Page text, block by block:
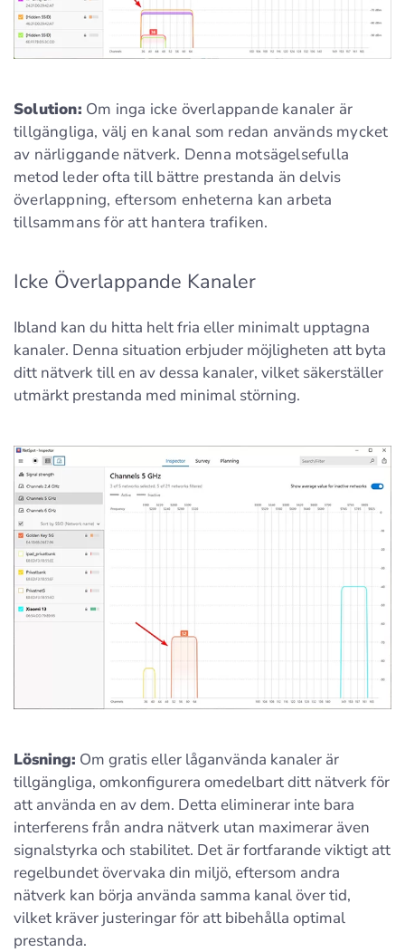
Solution: Om inga icke överlappande kanaler är
tillgängliga, välj en kanal som redan används mycket
av närliggande nätverk. Denna motsägelsefulla
metod leder ofta till bättre prestanda än delvis
överlappning, eftersom enheterna kan arbeta
tillsammans för att hantera trafiken.
Icke Överlappande Kanaler
Ibland kan du hitta helt fria eller minimalt upptagna
kanaler. Denna situation erbjuder möjligheten att byta
ditt nätverk till en av dessa kanaler, vilket säkerställer
utmärkt prestanda med minimal störning.
Lösning: Om gratis eller låganvända kanaler är
tillgängliga, omkonfigurera omedelbart ditt nätverk för
att använda en av dem. Detta eliminerar inte bara
interferens från andra nätverk utan maximerar även
signalstyrka och stabilitet. Det är fortfarande viktigt att
regelbundet övervaka din miljö, eftersom andra
nätverk kan börja använda samma kanal över tid,
vilket kräver justeringar för att bibehålla optimal
prestanda.